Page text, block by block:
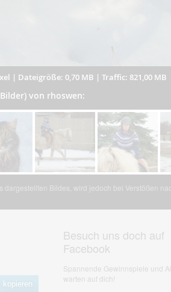
| Dateigröße: 0,70 MB | Traffic: 821,00 MB
von rhoswen:
Bildes, wird jedoch bei Verstößen
kopieren
Besuch uns doch auf
Facebook
Spannende Gewinnspiele und
warten auf dich!